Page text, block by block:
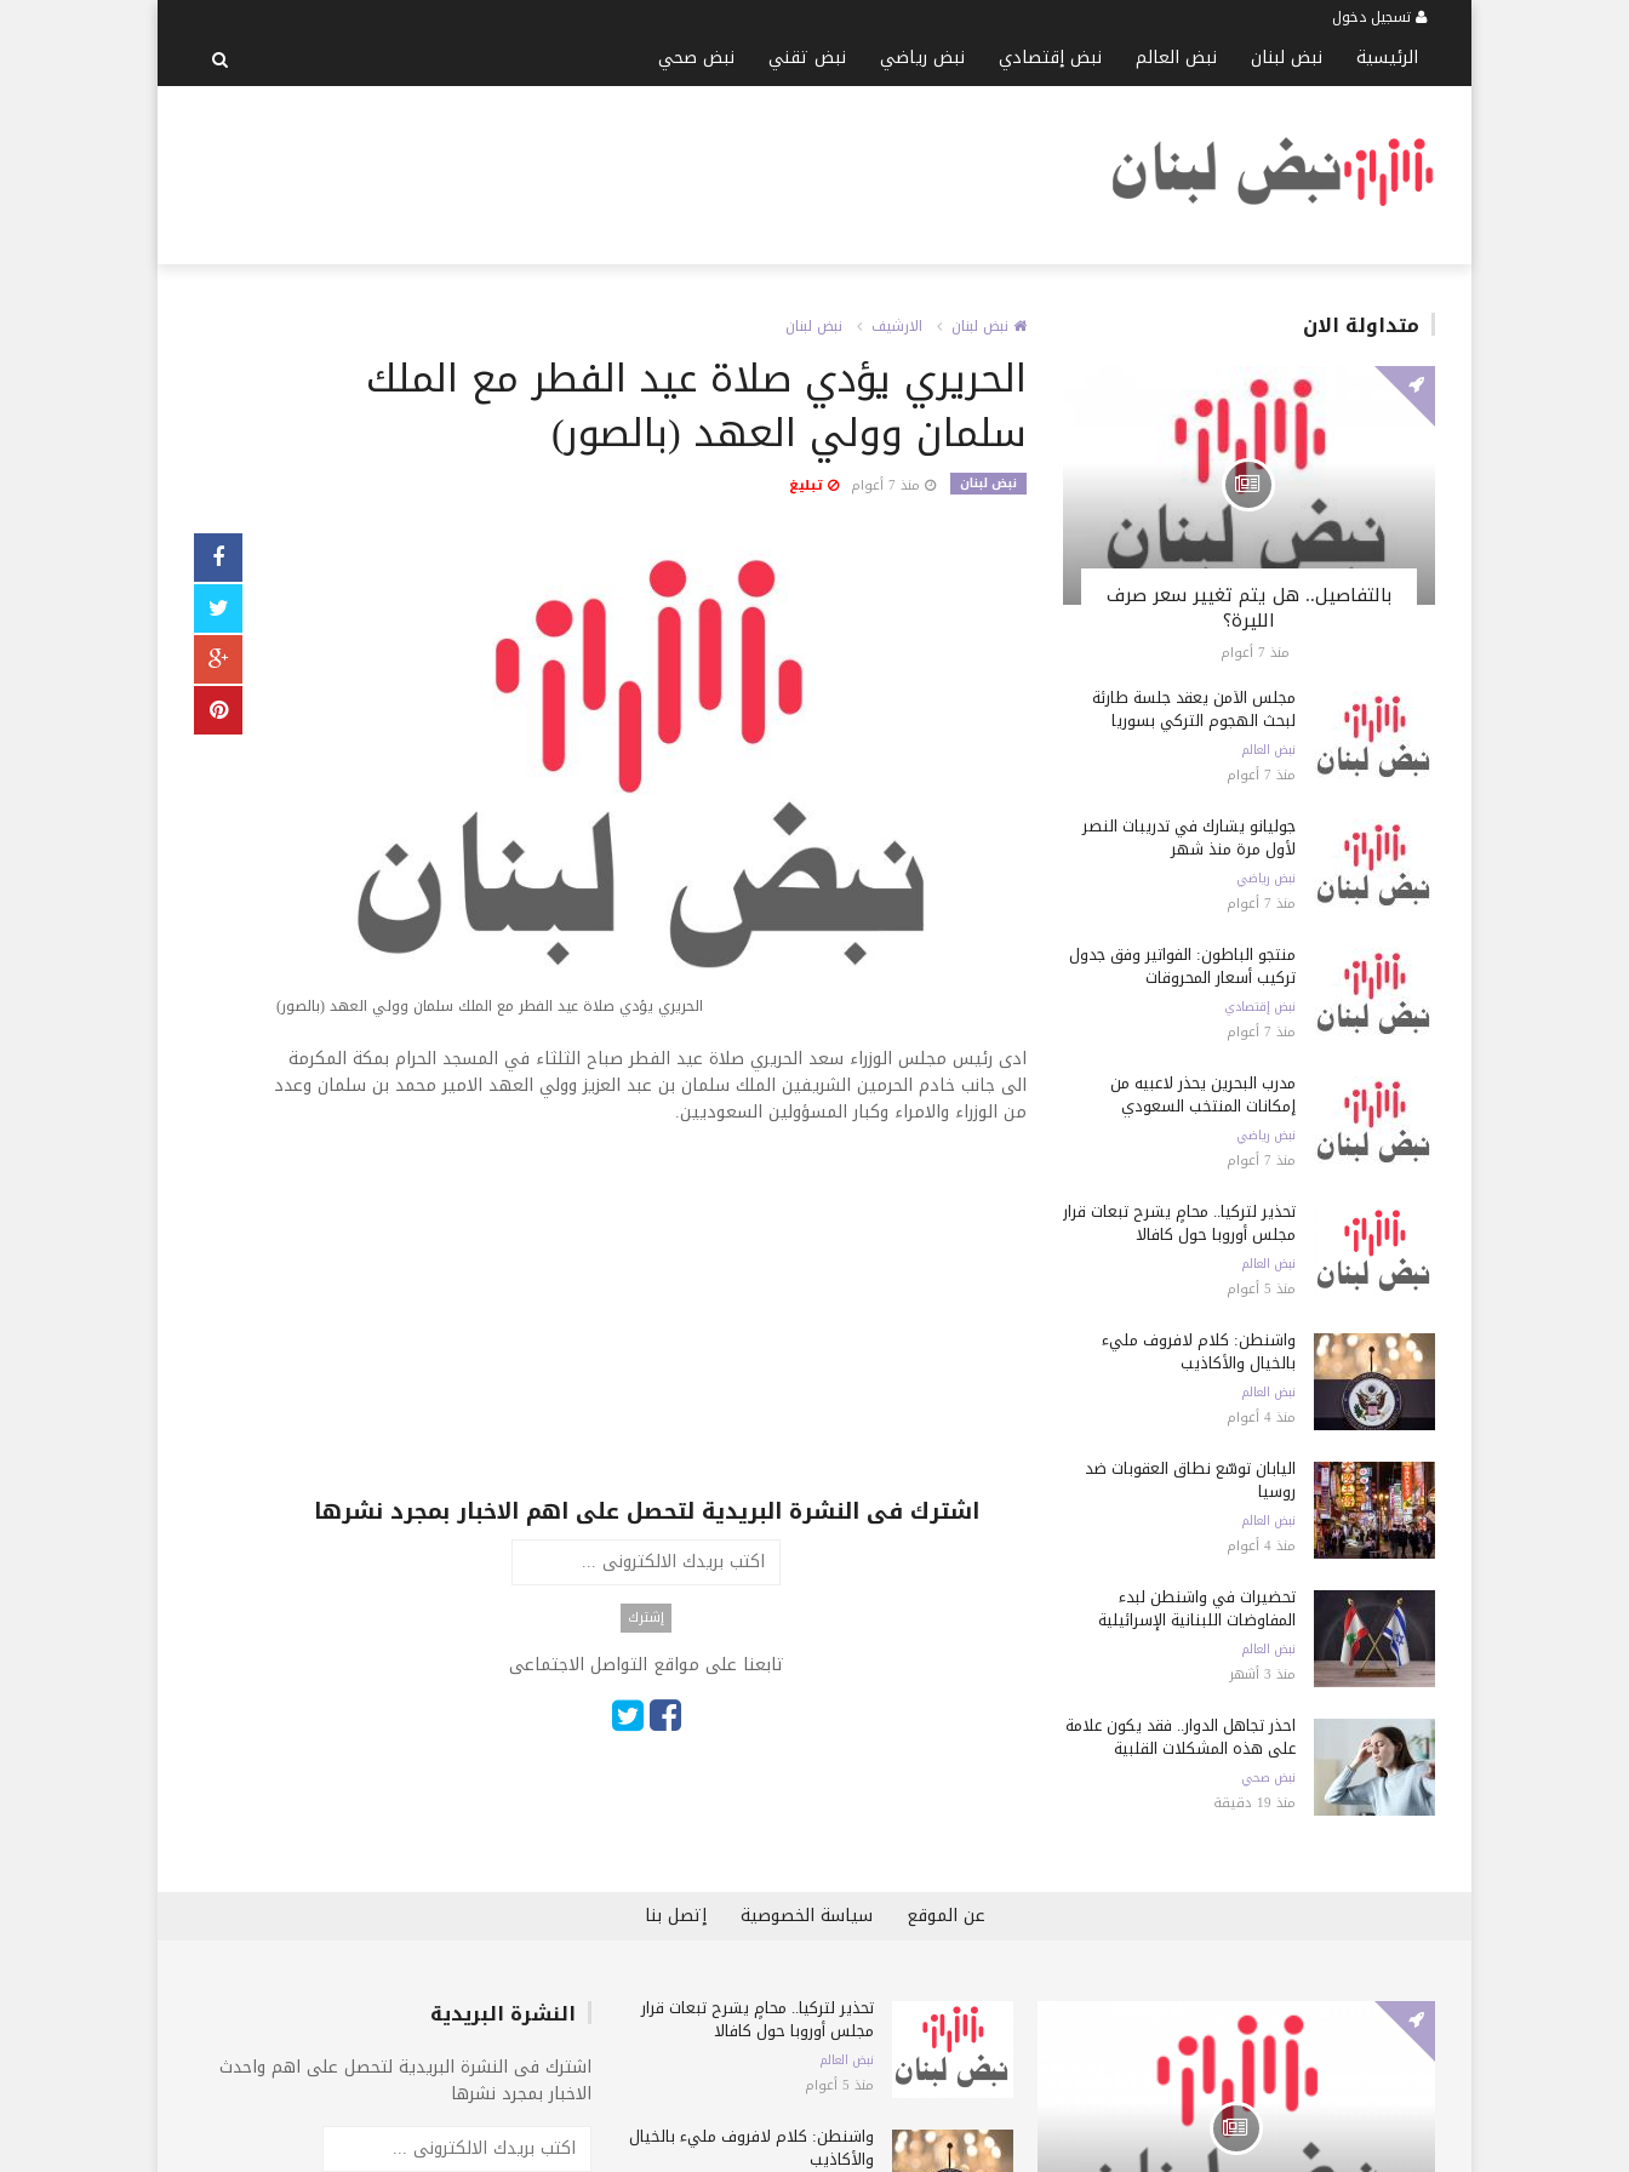
تسجيل دخول
الرئيسية نبض لبنان نبض العالم نبض إقتصادي نبض رياضي نبض تقني نبض صحي
نبض لبنان الارشيف نبض لبنان
الحريري يؤدي صلاة عيد الفطر مع الملك
سلمان وولي العهد (بالصور)
نبض لبنان منذ 7 أعوام تبليغ
الحريري يؤدي صلاة عيد الفطر مع الملك سلمان وولي العهد (بالصور)
ادى رئيس مجلس الوزراء سعد الحريري صلاة عيد الفطر صباح الثلثاء في المسجد الحرام بمكة المكرمة
الى جانب خادم الحرمين الشريفين الملك سلمان بن عبد العزيز وولي العهد الامير محمد بن سلمان وعدد
من الوزراء والامراء وكبار المسؤولين السعوديين.
اشترك فى النشرة البريدية لتحصل على اهم الاخبار بمجرد نشرها
تابعنا على مواقع التواصل الاجتماعى
متداولة الان
بالتفاصيل.. هل يتم تغيير سعر صرف
الليرة؟
منذ 7 أعوام
مجلس الأمن يعقد جلسة طارئة
لبحث الهجوم التركي بسوريا
نبض العالم
منذ 7 أعوام
جوليانو يشارك في تدريبات النصر
لأول مرة منذ شهر
نبض رياضي
منذ 7 أعوام
منتجو الباطون: الفواتير وفق جدول
تركيب أسعار المحروقات
نبض إقتصادي
منذ 7 أعوام
مدرب البحرين يحذر لاعبيه من
إمكانات المنتخب السعودي
نبض رياضي
منذ 7 أعوام
تحذير لتركيا.. محامٍ يشرح تبعات قرار
مجلس أوروبا حول كافالا
نبض العالم
منذ 5 أعوام
واشنطن: كلام لافروف مليء
بالخيال والأكاذيب
نبض العالم
منذ 4 أعوام
اليابان توسّع نطاق العقوبات ضد
روسيا
نبض العالم
منذ 4 أعوام
تحضيرات في واشنطن لبدء
المفاوضات اللبنانية الإسرائيلية
نبض العالم
منذ 3 أشهر
احذر تجاهل الدوار.. فقد يكون علامة
على هذه المشكلات القلبية
نبض صحي
منذ 19 دقيقة
عن الموقع سياسة الخصوصية إتصل بنا
تحذير لتركيا.. محامٍ يشرح تبعات قرار
مجلس أوروبا حول كافالا
نبض العالم
منذ 5 أعوام
واشنطن: كلام لافروف مليء بالخيال
والأكاذيب
النشرة البريدية
اشترك فى النشرة البريدية لتحصل على اهم واحدث
الاخبار بمجرد نشرها